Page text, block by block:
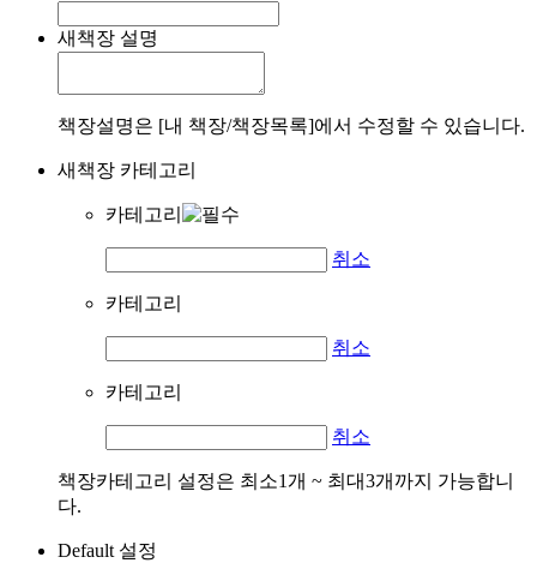
새책장 설명
책장설명은 [내 책장/책장목록]에서 수정할 수 있습니다.
새책장 카테고리
카테고리
취소
카테고리
취소
카테고리
취소
책장카테고리 설정은 최소1개 ~ 최대3개까지 가능합니
다.
Default 설정